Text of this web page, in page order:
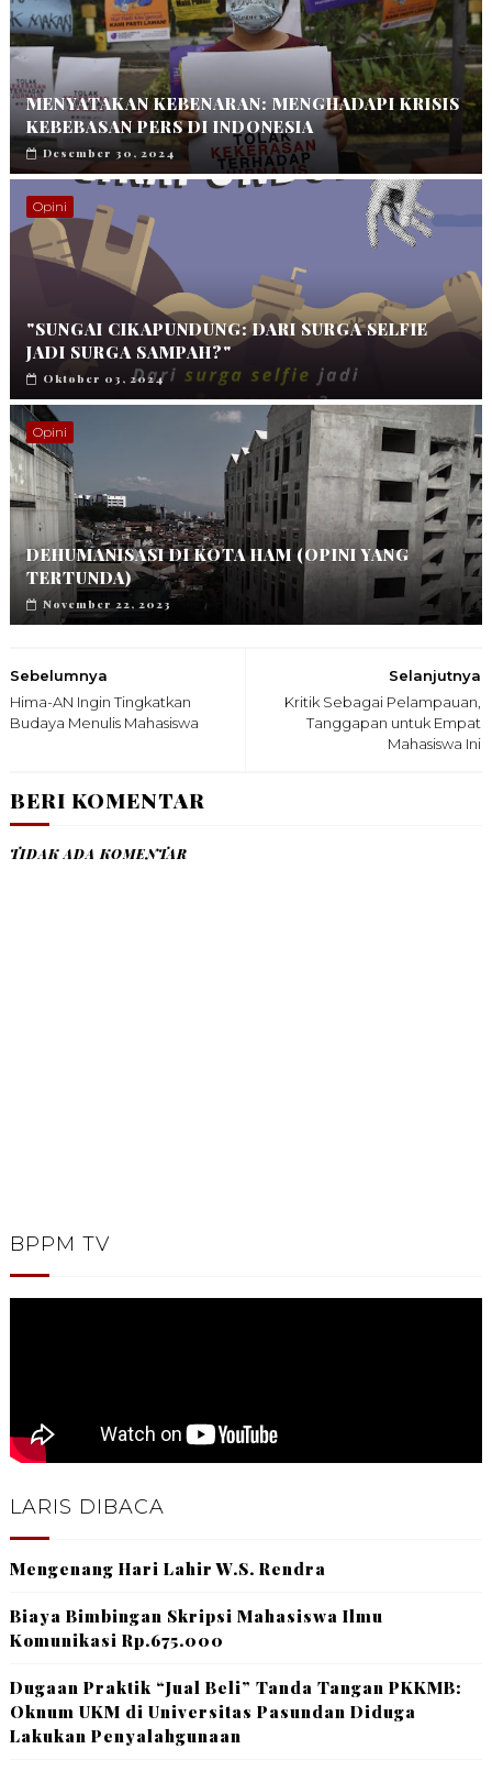
MENYATAKAN KEBENARAN: MENGHADAPI KRISIS
KEBEBASAN PERS DI INDONESIA
Desember 30, 2024
Opini
"SUNGAI CIKAPUNDUNG: DARI SURGA SELFIE
JADI SURGA SAMPAH?"
Oktober 03, 2024
Opini
DEHUMANISASI DI KOTA HAM (OPINI YANG
TERTUNDA)
November 22, 2023
Selanjutnya
Kritik Sebagai Pelampauan,
Tanggapan untuk Empat
Mahasiswa Ini
Sebelumnya
Hima-AN Ingin Tingkatkan
Budaya Menulis Mahasiswa
BERI KOMENTAR
TIDAK ADA KOMENTAR
BPPM TV
LARIS DIBACA
Mengenang Hari Lahir W.S. Rendra
Biaya Bimbingan Skripsi Mahasiswa Ilmu
Komunikasi Rp.675.000
Dugaan Praktik “Jual Beli” Tanda Tangan PKKMB:
Oknum UKM di Universitas Pasundan Diduga
Lakukan Penyalahgunaan